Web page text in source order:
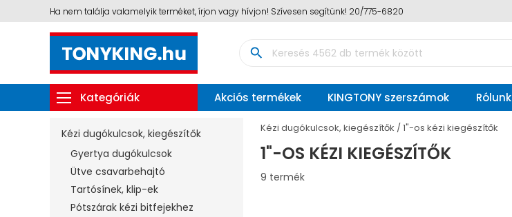
Ha nem találja valamelyik terméket, írjon vagy hívjon! Szívesen segítünk! 20/775-6820
Kategóriák Akciós termékek KINGTONY szerszámok Rólunk
search
Kézi dugókulcsok, kiegészítők
Gyertya dugókulcsok
Ütve csavarbehajtó
Tartósínek, klip-ek
Pótszárak kézi bitfejekhez
Kézi dugókulcsok, kiegészítők 1"-os kézi kiegészítők
1"-OS KÉZI KIEGÉSZÍTŐK
9 termék